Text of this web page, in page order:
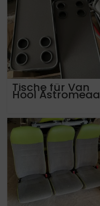
Tische für Van
Hool Astromega